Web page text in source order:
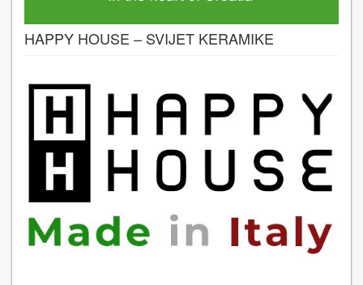
HAPPY HOUSE – SVIJET KERAMIKE